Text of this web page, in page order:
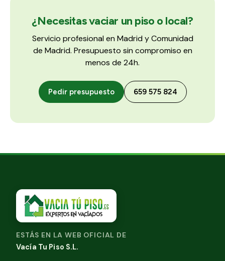
¿Necesitas vaciar un piso o local?
Servicio profesional en Madrid y Comunidad
de Madrid. Presupuesto sin compromiso en
menos de 24h.
Pedir presupuesto 659 575 824
ESTÁS EN LA WEB OFICIAL DE
Vacía Tu Piso S.L.